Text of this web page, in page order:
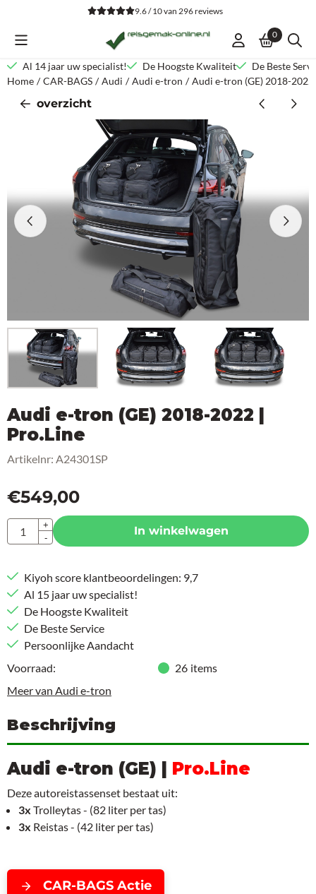
Cookievoorkeuren zijn beschikbaar. Kies instellingen of sta alle
9.6 / 10van296reviews
0
Al 14 jaar uw specialist! De Hoogste Kwaliteit
De Beste
Home / CAR-BAGS / Audi / Audi e-tron / Audi e-tron (GE) 2018-2022
overzicht
Audi e-tron (GE) 2018-2022 |
Pro.Line
Artikelnr: A24301SP
€549,00
Aantal
+
-
In winkelwagen
Kiyoh score klantbeoordelingen: 9,7
Al 15 jaar uw specialist!
De Hoogste Kwaliteit
De Beste Service
Persoonlijke Aandacht
Voorraad:
26 items
Meer van Audi e-tron
Beschrijving
Audi e-tron (GE) | Pro.Line
Deze autoreistassenset bestaat uit:
3x Trolleytas - (82 liter per tas)
3x Reistas - (42 liter per tas)
CAR-BAGS Actie